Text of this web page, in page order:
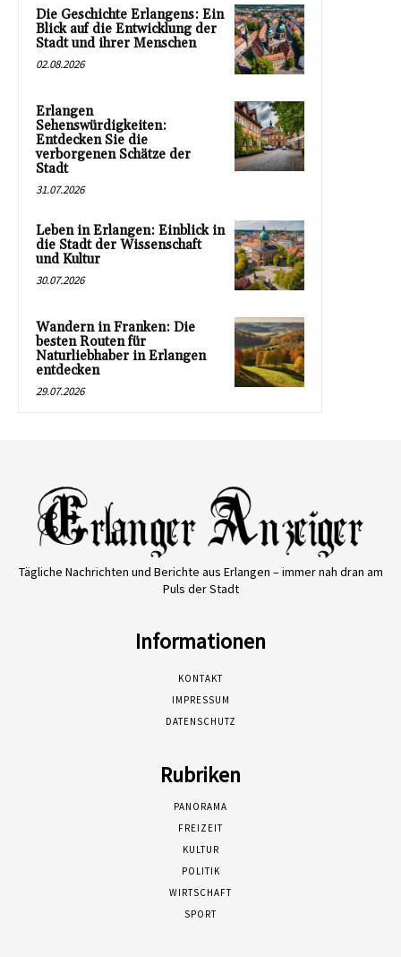
Die Geschichte Erlangens: Ein
Blick auf die Entwicklung der
Stadt und ihrer Menschen
02.08.2026
Erlangen
Sehenswürdigkeiten:
Entdecken Sie die
verborgenen Schätze der
Stadt
31.07.2026
Leben in Erlangen: Einblick in
die Stadt der Wissenschaft
und Kultur
30.07.2026
Wandern in Franken: Die
besten Routen für
Naturliebhaber in Erlangen
entdecken
29.07.2026
Tägliche Nachrichten und Berichte aus Erlangen – immer nah dran am
Puls der Stadt
Informationen
KONTAKT
IMPRESSUM
DATENSCHUTZ
Rubriken
PANORAMA
FREIZEIT
KULTUR
POLITIK
WIRTSCHAFT
SPORT